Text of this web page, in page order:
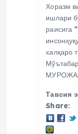
Хоразм
ишлари
раисига
халқаро
Тавсия
Share: